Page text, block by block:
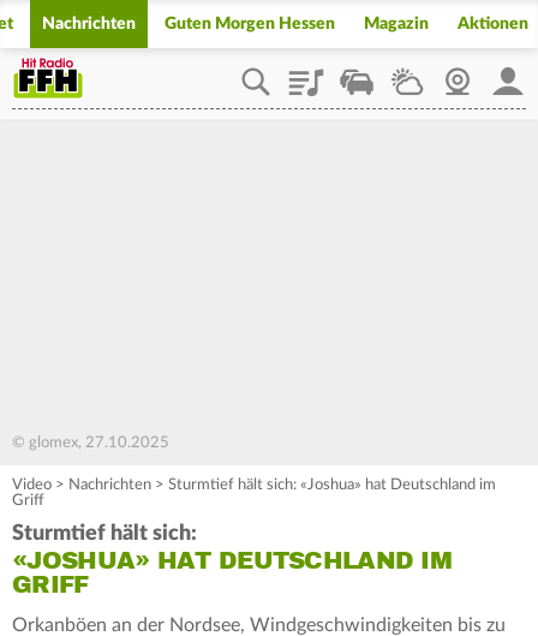
Nachrichten Guten Morgen Hessen Magazin Aktionen
PlaylistStaupilotWetterWebcam
© glomex, 27.10.2025
Video > Nachrichten > Sturmtief hält sich: «Joshua» hat Deutschland im
Griff
Sturmtief hält sich:
«JOSHUA» HAT DEUTSCHLAND IM
GRIFF
Orkanböen an der Nordsee, Windgeschwindigkeiten bis zu